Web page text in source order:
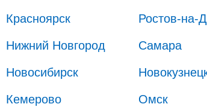
Красноярск Ростов-на-
Нижний Новгород Самара
Новосибирск
Кемерово Омск